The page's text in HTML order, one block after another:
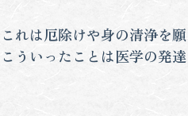
これは厄除けや身の清浄を願
こういったことは医学の発